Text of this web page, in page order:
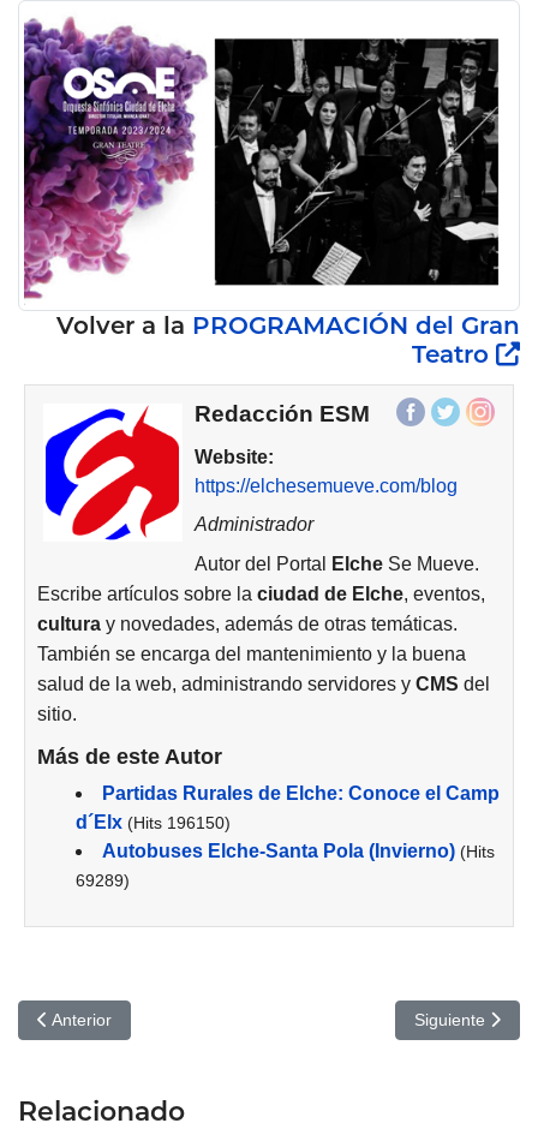
Volver a la PROGRAMACIÓN del Gran
Teatro
Redacción ESM
Website:
https://elchesemueve.com/blog
Administrador
Autor del Portal
ElcheSe Mueve.
Escribe artículos sobre la ciudad de Elche, eventos,
cultura y novedades, además de otras temáticas.
También se encarga del mantenimiento y la buena
salud de la web, administrando servidores y CMS del
sitio.
Más de este Autor
Partidas Rurales de Elche: Conoce el Camp
d´Elx (Hits 196150)
Autobuses Elche-Santa Pola (Invierno) (Hits
69289)
Artículo anterior: Moncho Borrajo, Gran Teatro de Elche
Anterior Artículo
Siguiente
Relacionado